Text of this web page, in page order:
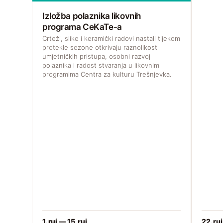
Izložba polaznika likovnih
programa CeKaTe-a
Crteži, slike i keramički radovi nastali tijekom
protekle sezone otkrivaju raznolikost
umjetničkih pristupa, osobni razvoj
polaznika i radost stvaranja u likovnim
programima Centra za kulturu Trešnjevka.
1. ruj — 15. ruj 22.